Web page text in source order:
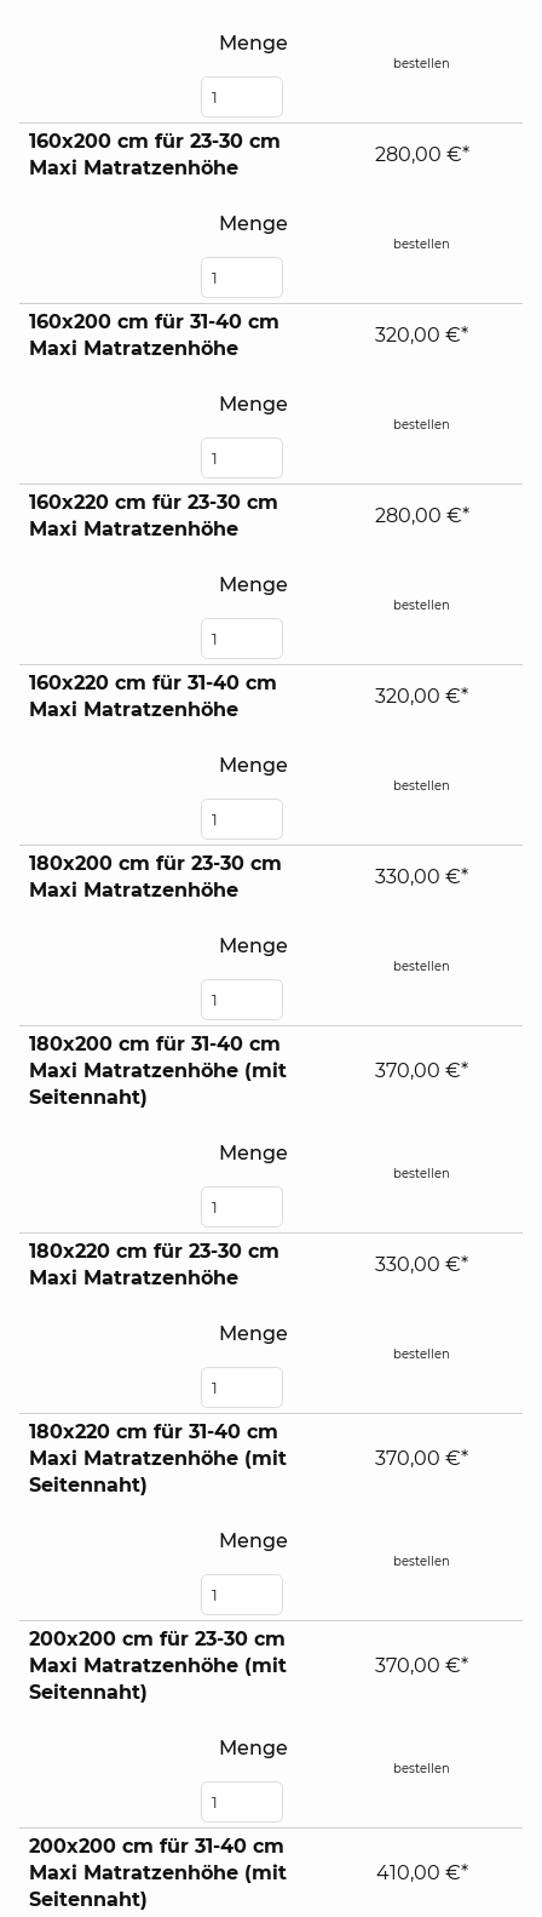
Menge
bestellen
160x200 cm für 23-30 cm
Maxi Matratzenhöhe
Menge
280,00 €*
bestellen
160x200 cm für 31-40 cm
Maxi Matratzenhöhe
Menge
320,00 €*
bestellen
160x220 cm für 23-30 cm
Maxi Matratzenhöhe
Menge
280,00 €*
bestellen
160x220 cm für 31-40 cm
Maxi Matratzenhöhe
Menge
320,00 €*
bestellen
180x200 cm für 23-30 cm
Maxi Matratzenhöhe
Menge
330,00 €*
bestellen
180x200 cm für 31-40 cm
Maxi Matratzenhöhe (mit
Seitennaht)
Menge
370,00 €*
bestellen
180x220 cm für 23-30 cm
Maxi Matratzenhöhe
Menge
330,00 €*
bestellen
180x220 cm für 31-40 cm
Maxi Matratzenhöhe (mit
Seitennaht)
Menge
370,00 €*
bestellen
200x200 cm für 23-30 cm
Maxi Matratzenhöhe (mit
Seitennaht)
Menge
370,00 €*
bestellen
200x200 cm für 31-40 cm
Maxi Matratzenhöhe (mit
Seitennaht)
410,00 €*